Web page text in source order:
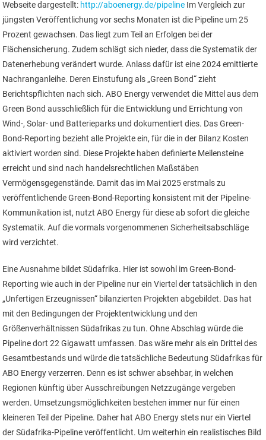
Webseite dargestellt: http://aboenergy.de/pipeline Im Vergleich zur
jüngsten Veröffentlichung vor sechs Monaten ist die Pipeline um 25
Prozent gewachsen. Das liegt zum Teil an Erfolgen bei der
Flächensicherung. Zudem schlägt sich nieder, dass die Systematik der
Datenerhebung verändert wurde. Anlass dafür ist eine 2024 emittierte
Nachranganleihe. Deren Einstufung als „Green Bond“ zieht
Berichtspflichten nach sich. ABO Energy verwendet die Mittel aus dem
Green Bond ausschließlich für die Entwicklung und Errichtung von
Wind-, Solar- und Batterieparks und dokumentiert dies. Das Green-
Bond-Reporting bezieht alle Projekte ein, für die in der Bilanz Kosten
aktiviert worden sind. Diese Projekte haben definierte Meilensteine
erreicht und sind nach handelsrechtlichen Maßstäben
Vermögensgegenstände. Damit das im Mai 2025 erstmals zu
veröffentlichende Green-Bond-Reporting konsistent mit der Pipeline-
Kommunikation ist, nutzt ABO Energy für diese ab sofort die gleiche
Systematik. Auf die vormals vorgenommenen Sicherheitsabschläge
wird verzichtet.
Eine Ausnahme bildet Südafrika. Hier ist sowohl im Green-Bond-
Reporting wie auch in der Pipeline nur ein Viertel der tatsächlich in den
„Unfertigen Erzeugnissen“ bilanzierten Projekten abgebildet. Das hat
mit den Bedingungen der Projektentwicklung und den
Größenverhältnissen Südafrikas zu tun. Ohne Abschlag würde die
Pipeline dort 22 Gigawatt umfassen. Das wäre mehr als ein Drittel des
Gesamtbestands und würde die tatsächliche Bedeutung Südafrikas für
ABO Energy verzerren. Denn es ist schwer absehbar, in welchen
Regionen künftig über Ausschreibungen Netzzugänge vergeben
werden. Umsetzungsmöglichkeiten bestehen immer nur für einen
kleineren Teil der Pipeline. Daher hat ABO Energy stets nur ein Viertel
der Südafrika-Pipeline veröffentlicht. Um weiterhin ein realistisches Bild